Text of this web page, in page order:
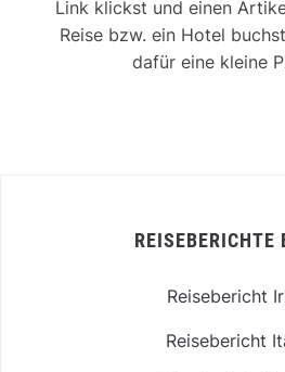
Link klickst und einen
Reise bzw. ein Hotel
dafür eine kleine
REISEBERICHTE
Reisebericht
Reisebericht